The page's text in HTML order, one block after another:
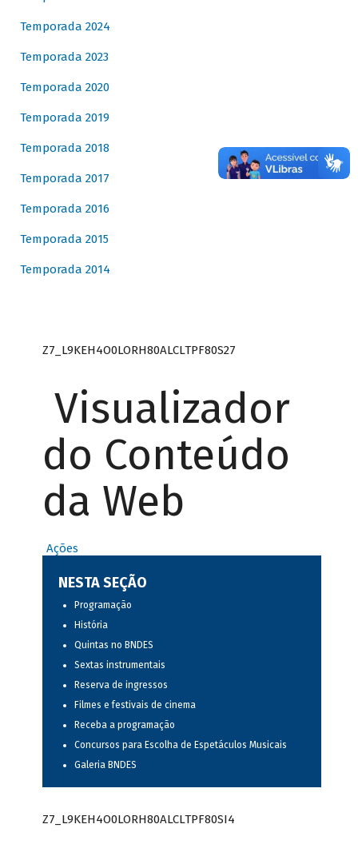
Temporada 2024
Temporada 2023
Temporada 2020
Temporada 2019
Temporada 2018
Temporada 2017
Temporada 2016
Temporada 2015
Temporada 2014
Z7_L9KEH4O0LORH80ALCLTPF80S27
Visualizador
do Conteúdo
da Web
Ações
NESTA SEÇÃO
Programação
História
Quintas no BNDES
Sextas instrumentais
Reserva de ingressos
Filmes e festivais de cinema
Receba a programação
Concursos para Escolha de Espetáculos Musicais
Galeria BNDES
Z7_L9KEH4O0LORH80ALCLTPF80SI4